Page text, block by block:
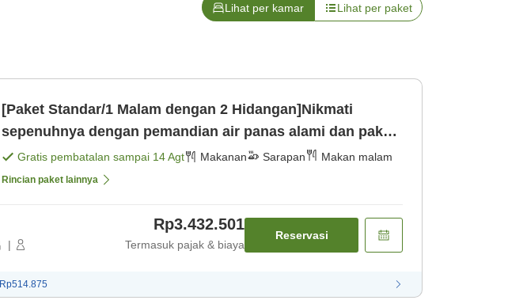
Lihat per kamar Lihat per paket
[Paket Standar/1 Malam dengan 2 Hidangan]Nikmati
sepenuhnya dengan pemandian air panas alami dan paket
makan malam serta sarapan [Makan malam] [Sarapan]
Gratis pembatalan sampai 14 Agt Makanan Sarapan Makan malam
Rincian paket lainnya
|
Rp3.432.501
Termasuk pajak & biaya
Reservasi
Rp514.875